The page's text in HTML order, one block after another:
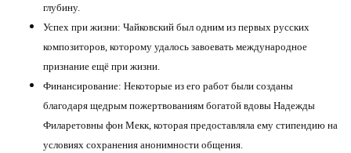
глубину.
Успех при жизни: Чайковский был одним из первых русских
композиторов, которому удалось завоевать международное
признание ещё при жизни.
Финансирование: Некоторые из его работ были созданы
благодаря щедрым пожертвованиям богатой вдовы Надежды
Филаретовны фон Мекк, которая предоставляла ему стипендию на
условиях сохранения анонимности общения.